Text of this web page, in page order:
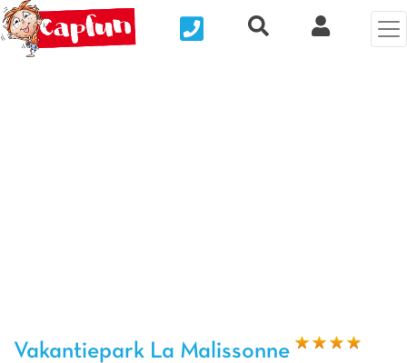
Nous contacterRecherche rapide
Mijn Clix
Vakantiepark La Malissonne